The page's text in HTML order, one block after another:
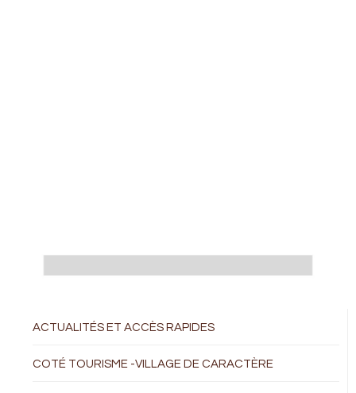
ACTUALITÉS ET ACCÈS RAPIDES
COTÉ TOURISME -VILLAGE DE CARACTÈRE